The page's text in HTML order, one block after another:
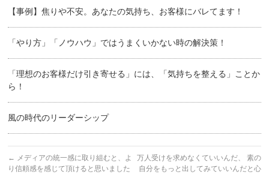
【事例】焦りや不安。あなたの気持ち、お客様にバレてます！
「やり方」「ノウハウ」ではうまくいかない時の解決策！
「理想のお客様だけ引き寄せる」には、「気持ちを整える」ことか
ら！
風の時代のリーダーシップ
← メディアの統一感に取り組むと、よ
り信頼感を感じて頂けると思いました
万人受けを求めなくていいんだ、 素の
自分をもっと出してみていいんだと心